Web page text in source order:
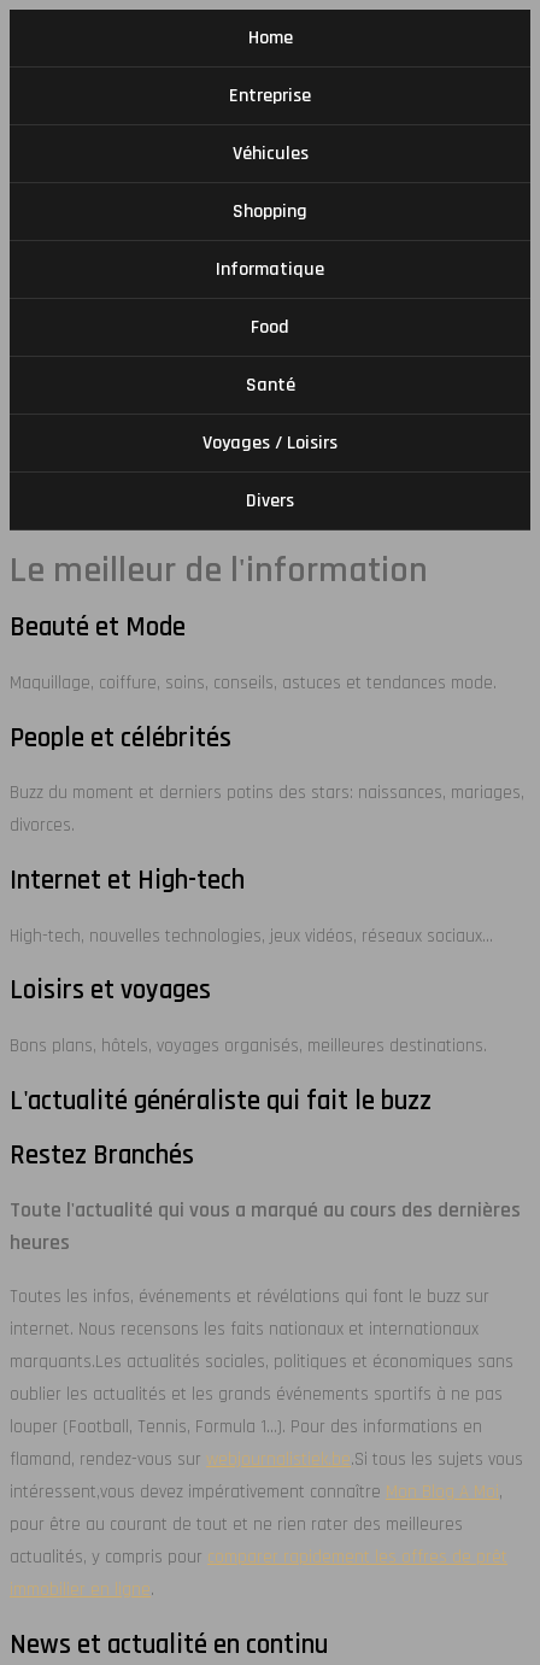
Home
Entreprise
Véhicules
Shopping
Informatique
Food
Santé
Voyages / Loisirs
Divers
Le meilleur de l'information
Beauté et Mode
Maquillage, coiffure, soins, conseils, astuces et tendances mode.
People et célébrités
Buzz du moment et derniers potins des stars: naissances, mariages,
divorces.
Internet et High-tech
High-tech, nouvelles technologies, jeux vidéos, réseaux sociaux…
Loisirs et voyages
Bons plans, hôtels, voyages organisés, meilleures destinations.
L'actualité généraliste qui fait le buzz
Restez Branchés
Toute l'actualité qui vous a marqué au cours des dernières
heures
Toutes les infos, événements et révélations qui font le buzz sur
internet. Nous recensons les faits nationaux et internationaux
marquants.Les actualités sociales, politiques et économiques sans
oublier les actualités et les grands événements sportifs à ne pas
louper (Football, Tennis, Formula 1…). Pour des informations en
flamand, rendez-vous sur webjournalistiek.be.Si tous les sujets vous
intéressent,vous devez impérativement connaître Mon Blog A Moi,
pour être au courant de tout et ne rien rater des meilleures
actualités, y compris pour comparer rapidement les offres de prêt
immobilier en ligne.
News et actualité en continu